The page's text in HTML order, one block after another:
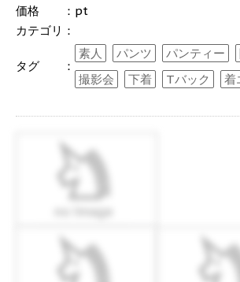
価格
： pt
カテゴリ ：
タグ ：
素人 パンツ パンティー
撮影会
下着 Tバック 着